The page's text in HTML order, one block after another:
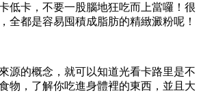
低卡，不要一股腦地狂吃而上當囉！很
全都是容易囤積成脂肪的精緻澱粉呢！
源的概念，就可以知道光看卡路里是不
物，了解你吃進身體裡的東西，並且大